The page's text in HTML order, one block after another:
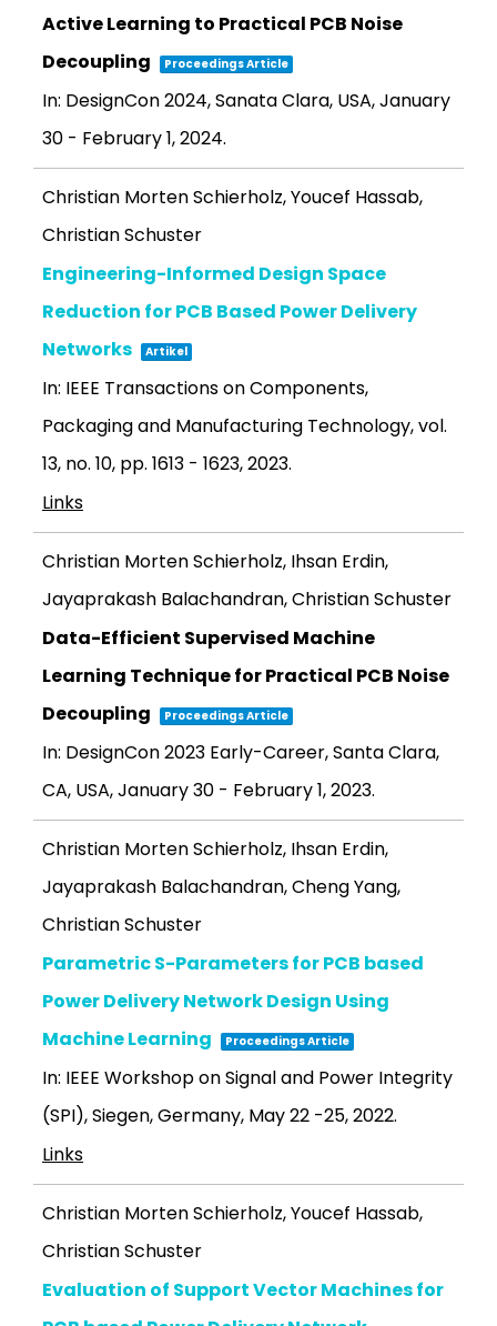
Active Learning to Practical PCB Noise
Decoupling
Proceedings Article
In: DesignCon 2024, Sanata Clara, USA, January
30 - February 1,2024.
Christian Morten Schierholz, Youcef Hassab,
Christian Schuster
Engineering-Informed Design Space
Reduction for PCB Based Power Delivery
Networks
Artikel
In: IEEE Transactions on Components,
Packaging and Manufacturing Technology, vol.
13, no. 10, pp. 1613 - 1623,2023.
Links
Christian Morten Schierholz, Ihsan Erdin,
Jayaprakash Balachandran, Christian Schuster
Data-Efficient Supervised Machine
Learning Technique for Practical PCB Noise
Decoupling
Proceedings Article
In: DesignCon 2023 Early-Career, Santa Clara,
CA, USA, January 30 - February 1,2023.
Christian Morten Schierholz, Ihsan Erdin,
Jayaprakash Balachandran, Cheng Yang,
Christian Schuster
Parametric S-Parameters for PCB based
Power Delivery Network Design Using
Machine Learning
Proceedings Article
In: IEEE Workshop on Signal and Power Integrity
(SPI), Siegen, Germany, May 22 -25,2022.
Links
Christian Morten Schierholz, Youcef Hassab,
Christian Schuster
Evaluation of Support Vector Machines for